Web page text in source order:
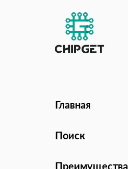
Главная
Поиск